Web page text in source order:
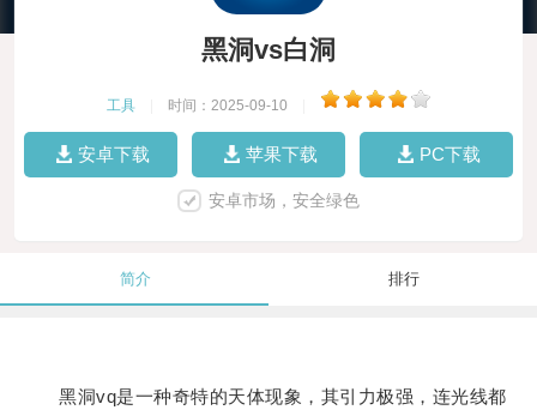
黑洞vs白洞
工具 时间：2025-09-10
安卓下载 苹果下载 PC下载
安卓市场，安全绿色
简介 排行
黑洞vq是一种奇特的天体现象，其引力极强，连光线都